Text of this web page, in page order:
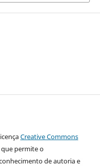
Creative Commons
que permite o
de autoria e